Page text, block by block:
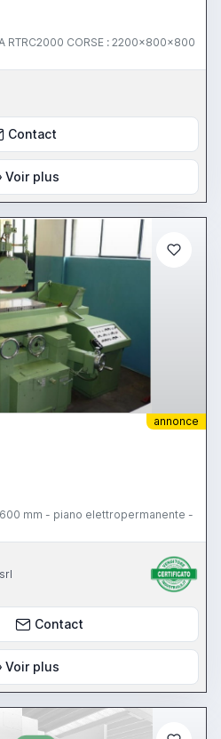
RTRC2000 CORSE : 2200x800x800
Contact
Voir plus
annonce
mm - piano elettropermanente -
Contact
Voir plus